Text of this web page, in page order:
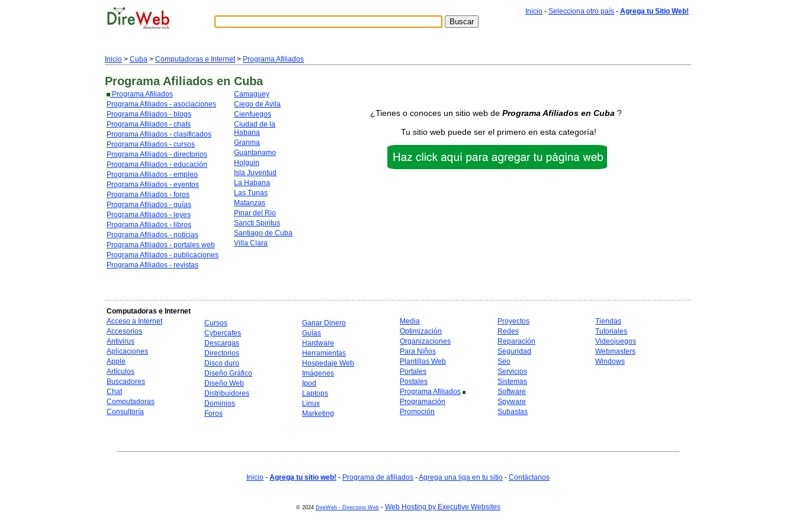
Inicio - Selecciona otro país - Agrega tu Sitio Web!
Inicio > Cuba > Computadoras e Internet> Programa Afiliados
Programa Afiliados en Cuba
Programa Afiliados
Programa Afiliados - asociaciones
Programa Afiliados - blogs
Programa Afiliados - chats
Programa Afiliados - clasificados
Programa Afiliados - cursos
Programa Afiliados - directorios
Programa Afiliados - educación
Programa Afiliados - empleo
Programa Afiliados - eventos
Programa Afiliados - foros
Programa Afiliados - guías
Programa Afiliados - leyes
Programa Afiliados - libros
Programa Afiliados - noticias
Programa Afiliados - portales web
Programa Afiliados - publicaciones
Programa Afiliados - revistas
Camaguey
Ciego de Avila
Cienfuegos
Ciudad de la
Habana
Granma
Guantanamo
Holguin
Isla Juventud
La Habana
Las Tunas
Matanzas
Pinar del Rio
Sancti Spiritus
Santiago de Cuba
Villa Clara
¿Tienes o conoces un sitio web de Programa Afiliados en Cuba ?
Tu sitio web puede ser el primero en esta categoría!
Computadoras e Internet
Acceso a Internet
Accesorios
Antivirus
Aplicaciones
Apple
Artículos
Buscadores
Chat
Computadoras
Consultoría
Cursos
Cybercafes
Descargas
Directorios
Disco duro
Diseño Gráfico
Diseño Web
Distribuidores
Dominios
Foros
Ganar Dinero
Guías
Hardware
Herramientas
Hospedaje Web
Imágenes
Ipod
Laptops
Linux
Marketing
Media
Optimización
Organizaciones
Para Niños
Plantillas Web
Portales
Postales
Programa Afiliados
Programación
Promoción
Proyectos
Redes
Reparación
Seguridad
Seo
Servicios
Sistemas
Software
Spyware
Subastas
Tiendas
Tutoriales
Videojuegos
Webmasters
Windows
Inicio - Agrega tu sitio web! - Programa de afiliados -Agrega una liga en tu sitio - Contáctanos
© 2024 DireWeb - Directorio Web- Web Hosting by Executive Websites